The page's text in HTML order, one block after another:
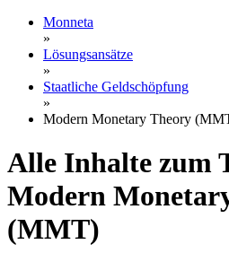
Monneta
»
Lösungsansätze
»
Staatliche Geldschöpfung
»
Modern Monetary Theory
Alle Inhalte zum
Modern
(MMT)